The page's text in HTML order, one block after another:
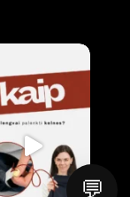
💬